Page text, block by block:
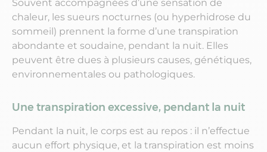
Souvent accompagnées d’une sensation de
chaleur, les sueurs nocturnes (ou hyperhidrose du
sommeil) prennent la forme d’une transpiration
abondante et soudaine, pendant la nuit. Elles
peuvent être dues à plusieurs causes, génétiques,
environnementales ou pathologiques.
Une transpiration excessive, pendant la nuit
Pendant la nuit, le corps est au repos : il n’effectue
aucun effort physique, et la transpiration est moins